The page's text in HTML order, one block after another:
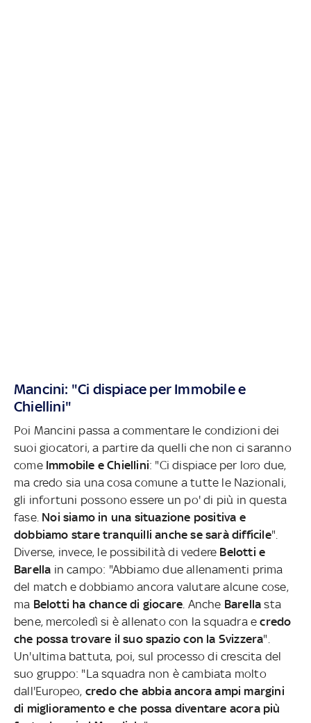
Mancini: "Ci dispiace per Immobile e
Chiellini"
Poi Mancini passa a commentare le condizioni dei
suoi giocatori, a partire da quelli che non ci saranno
come Immobile e Chiellini: "Ci dispiace per loro due,
ma credo sia una cosa comune a tutte le Nazionali,
gli infortuni possono essere un po' di più in questa
fase. Noi siamo in una situazione positiva e
dobbiamo stare tranquilli anche se sarà difficile".
Diverse, invece, le possibilità di vedere Belotti e
Barella in campo: "Abbiamo due allenamenti prima
del match e dobbiamo ancora valutare alcune cose,
ma Belotti ha chance di giocare . Anche Barellasta
bene, mercoledì si è allenato con la squadra ecredo
che possa trovare il suo spazio con la Svizzera".
Un'ultima battuta, poi, sul processo di crescita del
suo gruppo: "La squadra non è cambiata molto
dall'Europeo, credo che abbia ancora ampi margini
di miglioramento e che possa diventare acora più